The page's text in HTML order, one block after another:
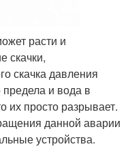
расти и
скачки,
скачка давления
предела и вода в
их просто разрывает.
данной аварии
устройства.